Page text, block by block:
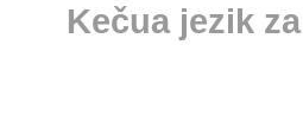
Kečua jezik